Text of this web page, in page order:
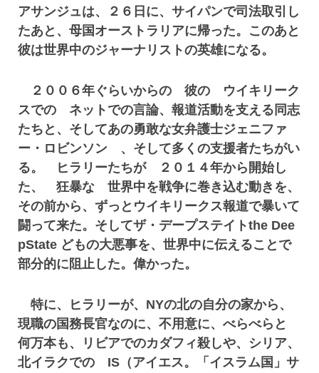
アサンジュは、２６日に、サイパンで司法取引し
たあと、母国オーストラリアに帰った。このあと
彼は世界中のジャーナリストの英雄になる。
２００６年ぐらいからの 彼の ウイキリーク
スでの ネットでの言論、報道活動を支える同志
たちと、そしてあの勇敢な女弁護士ジェニファ
ー・ロビンソン 、そして多くの支援者たちがい
る。 ヒラリーたちが ２０１４年から開始し
た、 狂暴な 世界中を戦争に巻き込む動きを、
その前から、ずっとウイキリークス報道で暴いて
闘って来た。そしてザ・デープステイトthe Dee
pState どもの大悪事を、世界中に伝えることで
部分的に阻止した。偉かった。
特に、ヒラリーが、NYの北の自分の家から、
現職の国務長官なのに、不用意に、べらべらと
何万本も、リビアでのカダフィ殺しや、シリア、
北イラクでの IS（アイエス。「イスラム国」サ